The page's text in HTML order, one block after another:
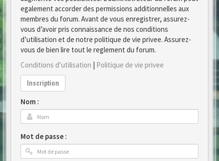
egalement accorder des permissions additionnelles aux
membres du forum. Avant de vous enregistrer, assurez-
vous d’avoir pris connaissance de nos conditions
d’utilisation et de notre politique de vie privee. Assurez-
vous de bien lire tout le reglement du forum.
Conditions d’utilisation | Politique de vie privee
Inscription
Nom :
Mot de passe :